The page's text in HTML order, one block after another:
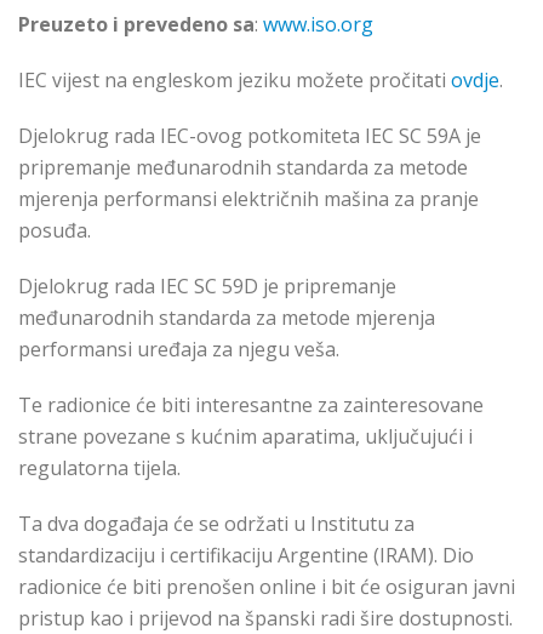
Preuzeto i prevedeno sa: www.iso.org
IEC vijest na engleskom jeziku možete pročitati ovdje.
Djelokrug rada IEC-ovog potkomiteta IEC SC 59A je
pripremanje međunarodnih standarda za metode
mjerenja performansi električnih mašina za pranje
posuđa.
Djelokrug rada IEC SC 59D je pripremanje
međunarodnih standarda za metode mjerenja
performansi uređaja za njegu veša.
Te radionice će biti interesantne za zainteresovane
strane povezane s kućnim aparatima, uključujući i
regulatorna tijela.
Ta dva događaja će se održati u Institutu za
standardizaciju i certifikaciju Argentine (IRAM). Dio
radionice će biti prenošen online i bit će osiguran javni
pristup kao i prijevod na španski radi šire dostupnosti.